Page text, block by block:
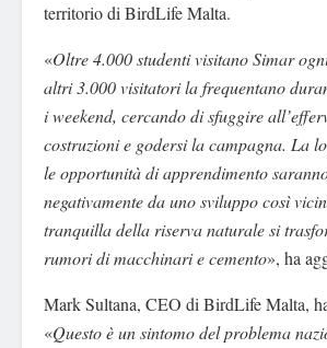
territorio di BirdLife Malta.
«Oltre 4.000 studenti visitano Simar
altri 3.000 visitatori la frequentano
i weekend, cercando di sfuggire
costruzioni e godersi la campagna. La
le opportunità di apprendimento
negativamente da uno sviluppo così
tranquilla della riserva naturale si
rumori di macchinari e cemento», ha
Mark Sultana, CEO di BirdLife Malta,
«Questo è un sintomo del problema